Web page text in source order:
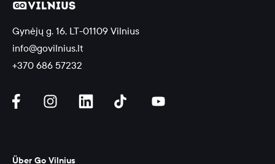
Gynėjų g. 16, LT-01109 Vilnius
info@govilnius.lt
+370 686 57232
Über Go Vilnius